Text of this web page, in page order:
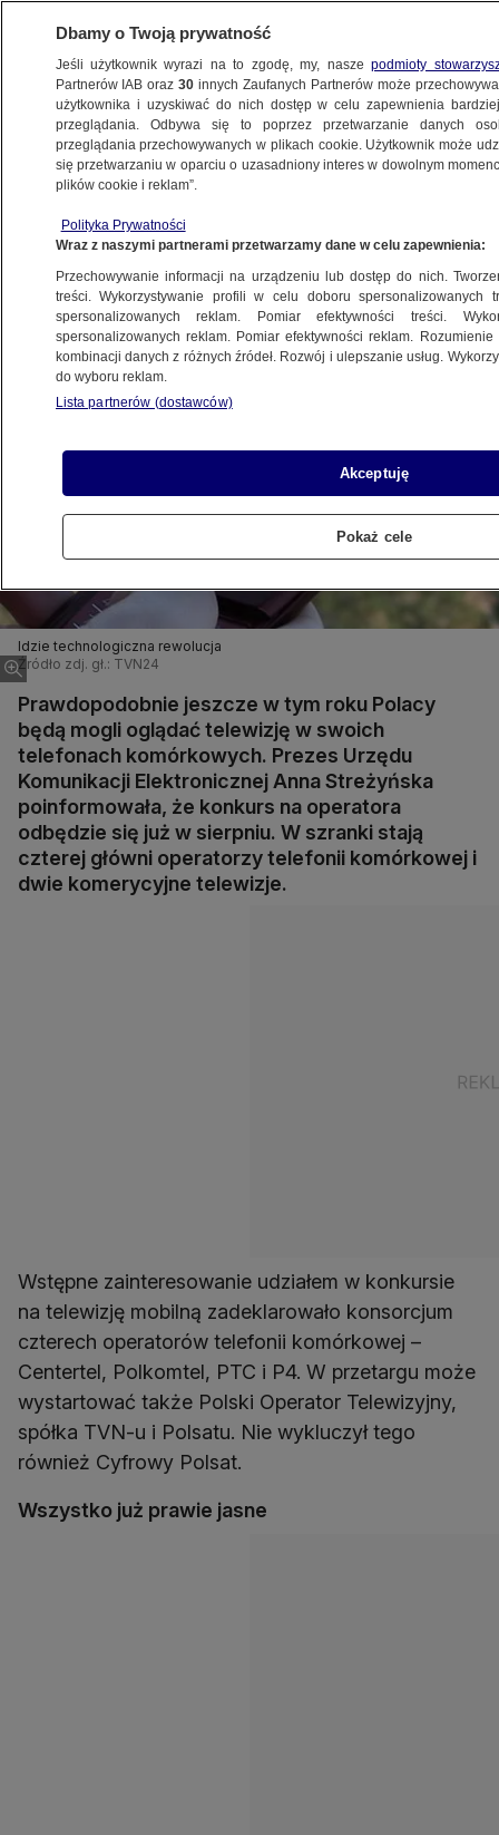
BIZNES
NAJNOWSZE
24.07.2008, 14:06Aktualizacja:24.07.2008, 15:20
Udostępnij
Idzie technologiczna rewolucja
Źródło zdj. gł.: TVN24
Prawdopodobnie jeszcze w tym roku Polacy
będą mogli oglądać telewizję w swoich
telefonach komórkowych. Prezes Urzędu
Komunikacji Elektronicznej Anna Streżyńska
poinformowała, że konkurs na operatora
odbędzie się już w sierpniu. W szranki stają
czterej główni operatorzy telefonii komórkowej i
dwie komerycyjne telewizje.
Wstępne zainteresowanie udziałem w konkursie
na telewizję mobilną zadeklarowało konsorcjum
czterech operatorów telefonii komórkowej –
Centertel, Polkomtel, PTC i P4. W przetargu może
wystartować także Polski Operator Telewizyjny,
spółka TVN-u i Polsatu. Nie wykluczył tego
również Cyfrowy Polsat.
Wszystko już prawie jasne
Dbamy o Twoją prywatność
Jeśli użytkownik wyrazi na to zgodę, my, naszepodmioty
Partnerów IAB oraz30 innych Zaufanych Partnerów może
użytkownika i uzyskiwać do nich dostęp w celu zapewnienia
przeglądania. Odbywa się to poprzez przetwarzanie danych
przeglądania przechowywanych w plikach cookie. Użytkownik może
się przetwarzaniu w oparciu o uzasadniony interes w dowolnym
plików cookie i reklam”.
Polityka Prywatności
Wraz z naszymi partnerami przetwarzamy dane w celu zapewnienia:
Przechowywanie informacji na urządzeniu lub dostęp do nich.
treści. Wykorzystywanie profili w celu doboru spersonalizowanych
spersonalizowanych reklam. Pomiar efektywności treści.
spersonalizowanych reklam. Pomiar efektywności reklam.
kombinacji danych z różnych źródeł. Rozwój i ulepszanie usług.
do wyboru reklam.
Lista partnerów (dostawców)
Akceptuję
Pokaż cele